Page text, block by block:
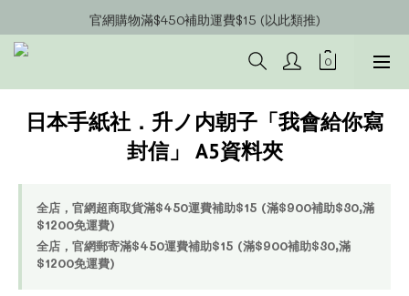
官網會員募集中~立即註冊即可獲得購物金$20!!!
官網購物滿$450補助運費$15 (以此類推)
官網購物超商郵寄滿$1200/宅配到府滿$1600免運費!!
官網會員募集中~立即註冊即可獲得購物金$20!!!
日本手紙社．升ノ内朝子「我會給你寫
封信」 A5資料夾
全店，官網超商取貨滿$450運費補助$15 (滿$900補助$30,滿
$1200免運費)
全店，官網郵寄滿$450運費補助$15 (滿$900補助$30,滿
$1200免運費)